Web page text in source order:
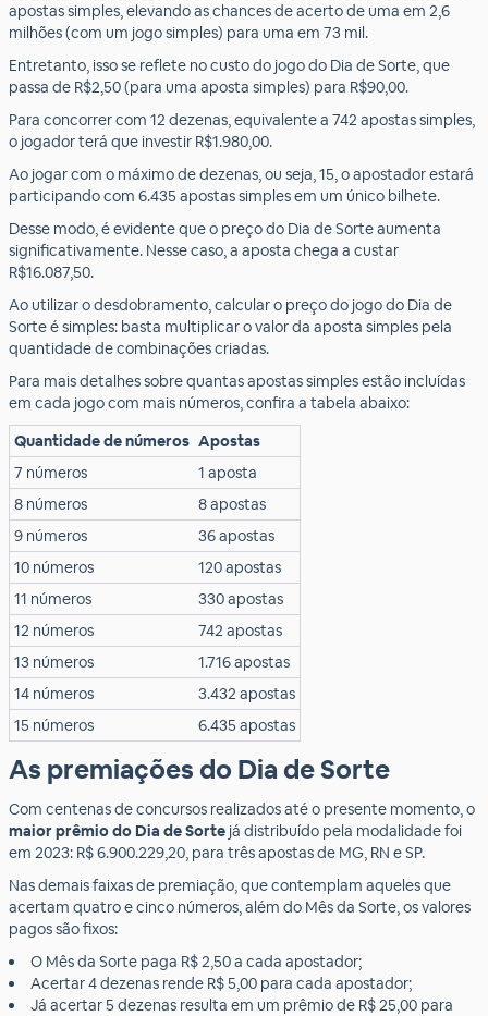
apostas simples, elevando as chances de acerto de uma em 2,6
milhões (com um jogo simples) para uma em 73 mil.
Entretanto, isso se reflete no custo do jogo do Dia de Sorte, que
passa de R$2,50 (para uma aposta simples) para R$90,00.
Para concorrer com 12 dezenas, equivalente a 742 apostas simples,
o jogador terá que investir R$1.980,00.
Ao jogar com o máximo de dezenas, ou seja, 15, o apostador estará
participando com 6.435 apostas simples em um único bilhete.
Desse modo, é evidente que o preço do Dia de Sorte aumenta
significativamente. Nesse caso, a aposta chega a custar
R$16.087,50.
Ao utilizar o desdobramento, calcular o preço do jogo do Dia de
Sorte é simples: basta multiplicar o valor da aposta simples pela
quantidade de combinações criadas.
Para mais detalhes sobre quantas apostas simples estão incluídas
em cada jogo com mais números, confira a tabela abaixo:
Quantidade de números Apostas
7 números
1 aposta
8 números
8 apostas
9 números
36 apostas
10 números
120 apostas
11 números
330 apostas
12 números
742 apostas
13 números
1.716 apostas
14 números
3.432 apostas
15 números
6.435 apostas
As premiações do Dia de Sorte
Com centenas de concursos realizados até o presente momento, o
maior prêmio do Dia de Sorte já distribuído pela modalidade foi
em 2023: R$ 6.900.229,20, para três apostas de MG, RN e SP.
Nas demais faixas de premiação, que contemplam aqueles que
acertam quatro e cinco números, além do Mês da Sorte, os valores
pagos são fixos:
O Mês da Sorte paga R$ 2,50 a cada apostador;
Acertar 4 dezenas rende R$ 5,00 para cada apostador;
Já acertar 5 dezenas resulta em um prêmio de R$ 25,00 para